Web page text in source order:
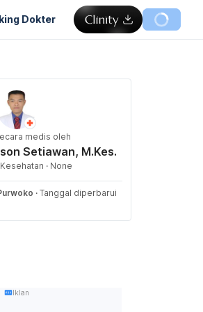
Dokter
medis oleh
Setiawan, M.Kes.
· None
· Tanggal diperbarui
Iklan